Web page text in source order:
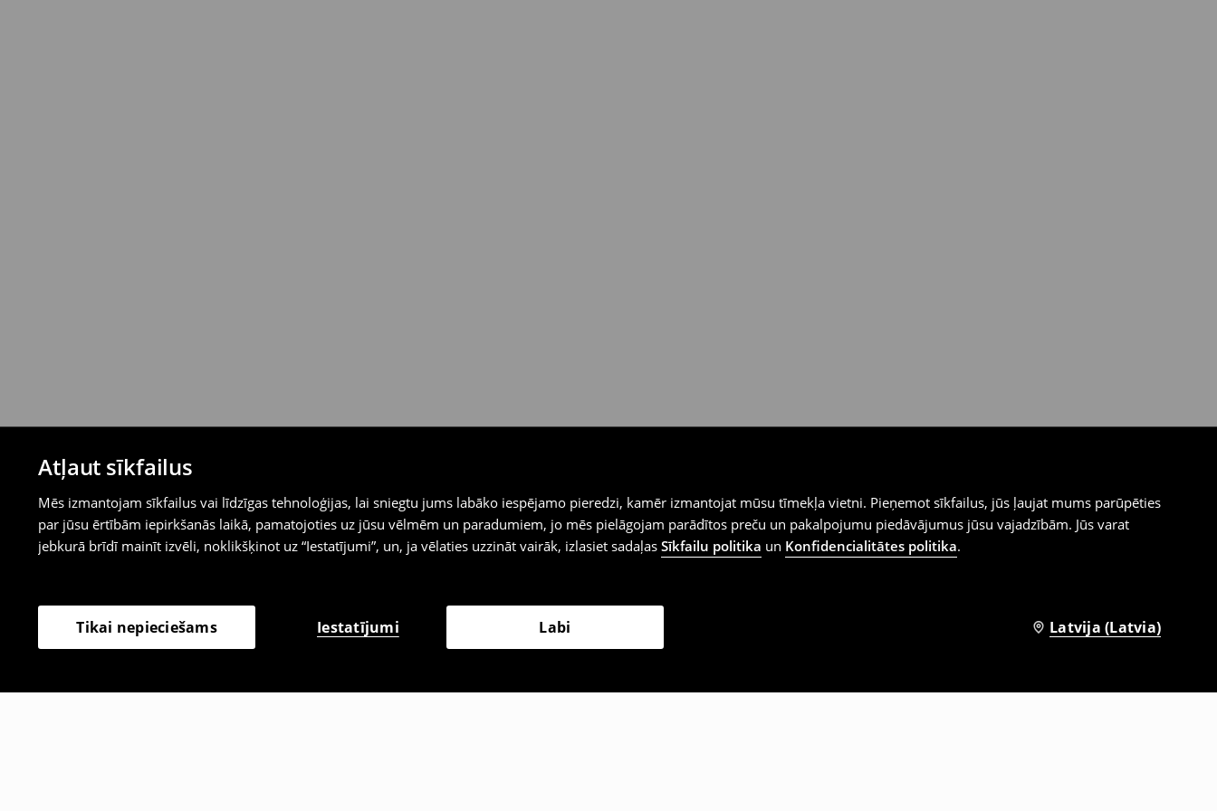
Atļaut sīkfailus
Mēs izmantojam sīkfailus vai līdzīgas tehnoloģijas, lai sniegtu jums labāko iespējamo pieredzi, kamēr izmantojat mūsu tīmekļa vietni. Pieņemot sīkfailus, jūs ļaujat mums parūpēties
par jūsu ērtībām iepirkšanās laikā, pamatojoties uz jūsu vēlmēm un paradumiem, jo mēs pielāgojam parādītos preču un pakalpojumu piedāvājumus jūsu vajadzībām. Jūs varat
jebkurā brīdī mainīt izvēli, noklikšķinot uz “Iestatījumi”, un, ja vēlaties uzzināt vairāk, izlasiet sadaļas Sīkfailu politika un Konfidencialitātes politika.
Tikai nepieciešams Iestatījumi Labi Latvija (Latvia)